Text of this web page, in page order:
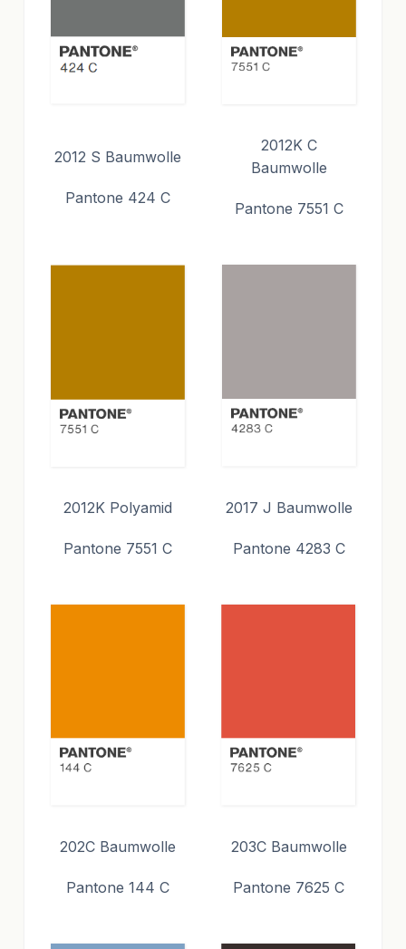
2012 S Baumwolle
Pantone 424 C
2012K C
Baumwolle
Pantone 7551 C
2012K Polyamid
Pantone 7551 C
2017 J Baumwolle
Pantone 4283 C
202C Baumwolle
Pantone 144 C
203C Baumwolle
Pantone 7625 C